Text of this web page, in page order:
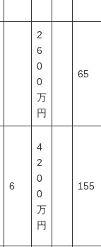
2
6
0
0
万
円
65
6
4
2
0
0
万
円
155